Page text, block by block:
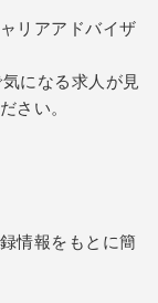
リアアドバイザ
になる求人が見
さい。
情報をもとに簡